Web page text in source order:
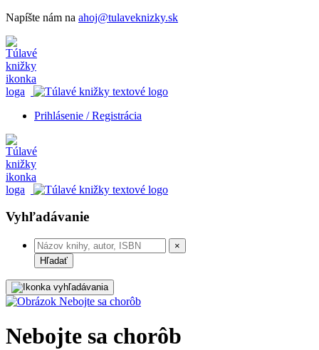
Napíšte nám na ahoj@tulaveknizky.sk
Prihlásenie / Registrácia
Vyhľadávanie
×
Hľadať
Nebojte sa chorôb